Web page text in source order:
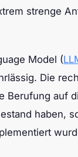
strenge
Model (
Die
Berufung auf
haben,